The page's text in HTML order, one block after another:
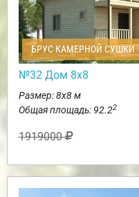
БРУС КАМЕРНОЙ СУШКИ
№32 Дом 8х8
Размер: 8х8 м
Общая площадь: 92.22
1919000